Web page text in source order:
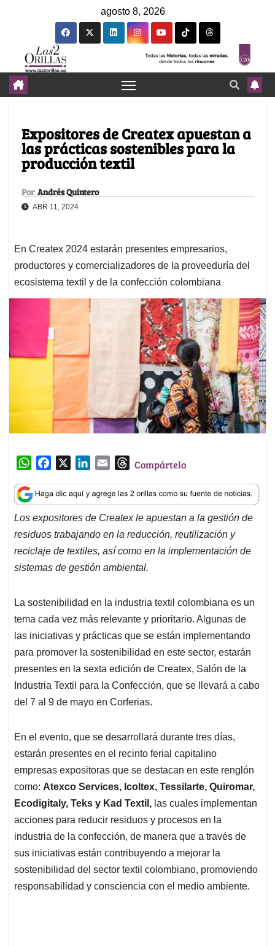
agosto 8, 2026
Expositores de Createx apuestan a
las prácticas sostenibles para la
producción textil
Por Andrés Quintero
ABR 11, 2024
En Createx 2024 estarán presentes empresarios,
productores y comercializadores de la proveeduría del
ecosistema textil y de la confección colombiana
W
a
t
s
A
p
p
c
e
b
o
o
k
n
k
e
d
I
n
a
i
l
T
r
e
a
d
s
Compártelo
Los expositores de Createx le apuestan a la gestión de
residuos trabajando en la reducción, reutilización y
reciclaje de textiles, así como en la implementación de
sistemas de gestión ambiental.
La sostenibilidad en la industria textil colombiana es un
tema cada vez más relevante y prioritario. Algunas de
las iniciativas y prácticas que se están implementando
para promover la sostenibilidad en este sector, estarán
presentes en la sexta edición de Createx, Salón de la
Industria Textil para la Confección, que se llevará a cabo
del 7 al 9 de mayo en Corferias.
En el evento, que se desarrollará durante tres días,
estarán presentes en el recinto ferial capitalino
empresas expositoras que se destacan en este renglón
como: Atexco Services, Icoltex, Tessilarte, Quiromar,
Ecodigitaly, Teks y Kad Textil, las cuales implementan
acciones para reducir residuos y procesos en la
industria de la confección, de manera que a través de
sus iniciativas están contribuyendo a mejorar la
sostenibilidad del sector textil colombiano, promoviendo
responsabilidad y consciencia con el medio ambiente.